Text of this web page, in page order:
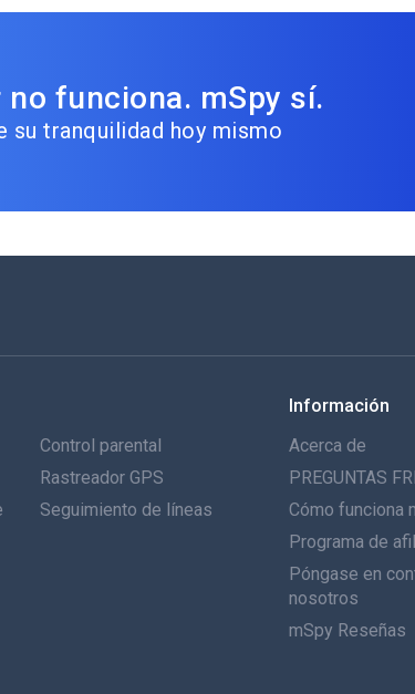
no funciona. mSpy sí.
su tranquilidad hoy mismo
Control parental
Rastreador GPS
Seguimiento de líneas
Información
Acerca de
PREGUNTAS
Cómo funciona
Programa de
Póngase en
nosotros
mSpy Reseñas